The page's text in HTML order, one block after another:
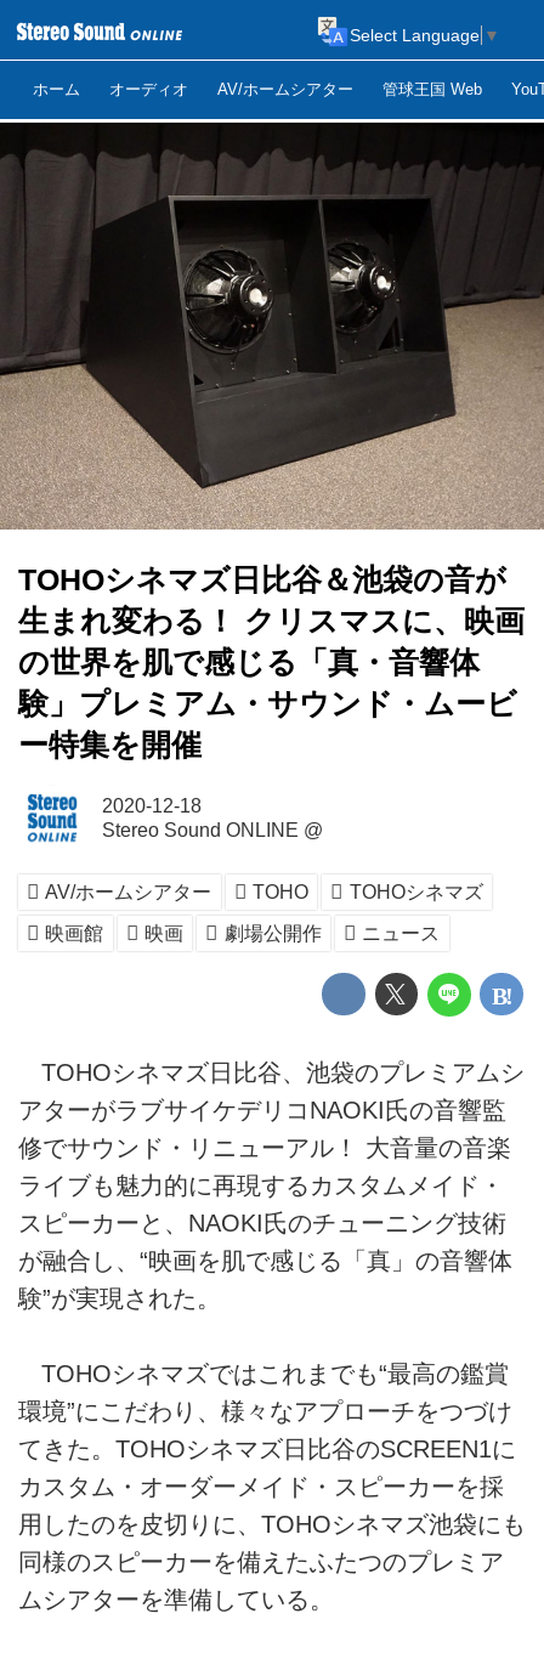
ホーム オーディオ AV/ホームシアター 管球王国 Web
Select Language ▼
TOHOシネマズ日比谷＆池袋の音が
生まれ変わる！ クリスマスに、映画
の世界を肌で感じる「真・音響体
験」プレミアム・サウンド・ムービ
ー特集を開催
2020-12-18
Stereo Sound ONLINE @
AV/ホームシアター TOHO
TOHOシネマズ
映画館
映画 劇場公開作 ニュース
TOHOシネマズ日比谷、池袋のプレミアムシ
アターがラブサイケデリコNAOKI氏の音響監
修でサウンド・リニューアル！ 大音量の音楽
ライブも魅力的に再現するカスタムメイド・
スピーカーと、NAOKI氏のチューニング技術
が融合し、“映画を肌で感じる「真」の音響体
験”が実現された。
TOHOシネマズではこれまでも“最高の鑑賞
環境”にこだわり、様々なアプローチをつづけ
てきた。TOHOシネマズ日比谷のSCREEN1に
カスタム・オーダーメイド・スピーカーを採
用したのを皮切りに、TOHOシネマズ池袋にも
同様のスピーカーを備えたふたつのプレミア
ムシアターを準備している。